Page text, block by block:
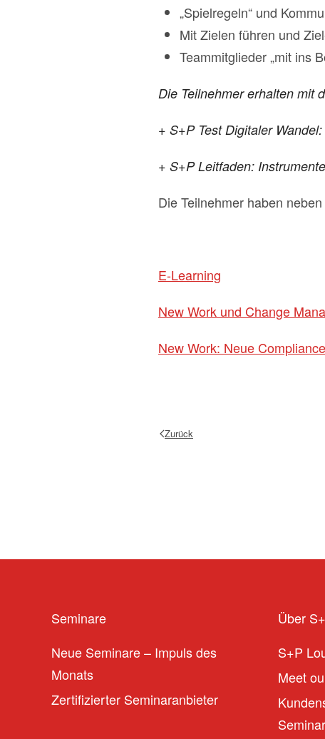
„Spielregeln“ und
Mit Zielen führen und
Teammitglieder „mit ins
Die Teilnehmer erhalten mit
+ S+P Test Digitaler
+ S+P Leitfaden:
Die Teilnehmer haben
E-Learning
New Work und Change
New Work: Neue
Zurück
Seminare
Neue Seminare – Impuls des
Monats
Zertifizierter Seminaranbieter
Über
S+P
Meet